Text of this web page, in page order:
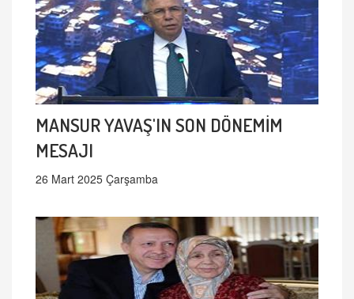
MANSUR YAVAŞ'IN SON DÖNEMİM
MESAJI
26 Mart 2025 Çarşamba